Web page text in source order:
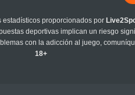
estadísticos proporcionados por
deportivas implican un riesgo
con la adicción al juego,
18+